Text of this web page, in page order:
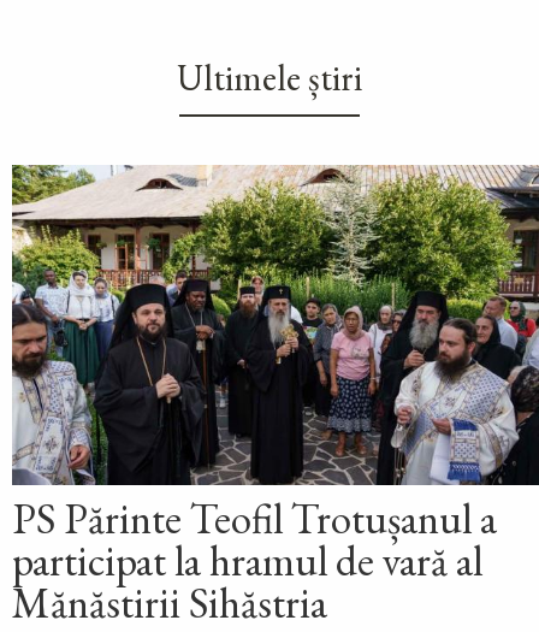
Ultimele știri
PS Părinte Teofil Trotușanul a
participat la hramul de vară al
Mănăstirii Sihăstria